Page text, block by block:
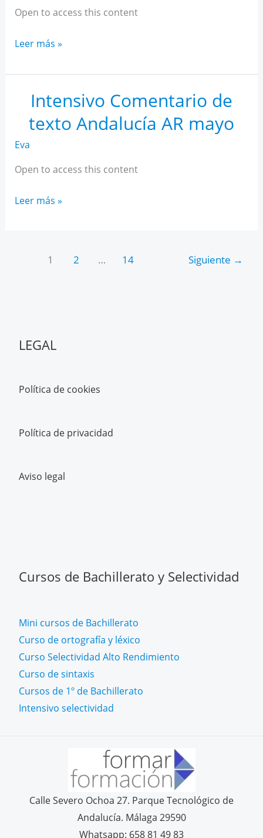
Open to access this content
Curso
para
estudiantes
Leer más »
Intensivo Comentario de
texto Andalucía AR mayo
Eva
Open to access this content
Intensivo
Andalucía
Leer más »
1 2 … 14 Siguiente →
LEGAL
Política de cookies
Política de privacidad
Aviso legal
Cursos de Bachillerato y Selectividad
Mini cursos de Bachillerato
Curso de ortografía y léxico
Curso Selectividad Alto Rendimiento
Curso de sintaxis
Cursos de 1º de Bachillerato
Intensivo selectividad
Calle Severo Ochoa 27. Parque Tecnológico de
Andalucía. Málaga 29590
Whatsapp: 658 81 49 83